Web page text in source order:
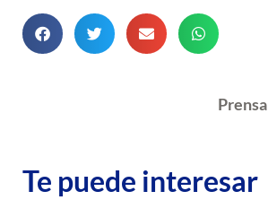
Prensa
Te puede interesar